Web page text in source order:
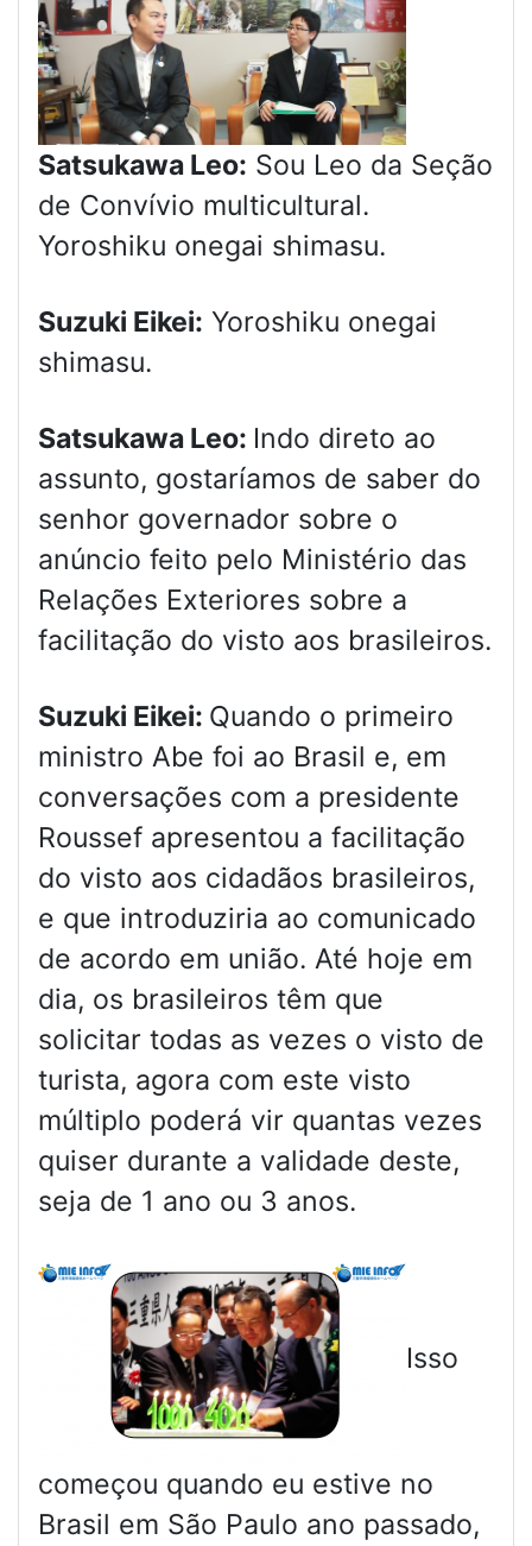
Satsukawa Leo: Sou Leo da Seção
de Convívio multicultural.
Yoroshiku onegai shimasu.
Suzuki Eikei: Yoroshiku onegai
shimasu.
Satsukawa Leo: Indo direto ao
assunto, gostaríamos de saber do
senhor governador sobre o
anúncio feito pelo Ministério das
Relações Exteriores sobre a
facilitação do visto aos brasileiros.
Suzuki Eikei: Quando o primeiro
ministro Abe foi ao Brasil e, em
conversações com a presidente
Roussef apresentou a facilitação
do visto aos cidadãos brasileiros,
e que introduziria ao comunicado
de acordo em união. Até hoje em
dia, os brasileiros têm que
solicitar todas as vezes o visto de
turista, agora com este visto
múltiplo poderá vir quantas vezes
quiser durante a validade deste,
seja de 1 ano ou 3 anos.
Isso
começou quando eu estive no
Brasil em São Paulo ano passado,